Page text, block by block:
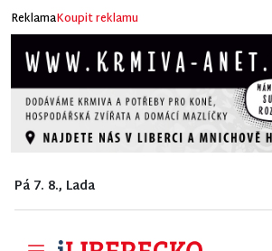
ReklamaKoupit reklamu
Pá 7. 8., Lada